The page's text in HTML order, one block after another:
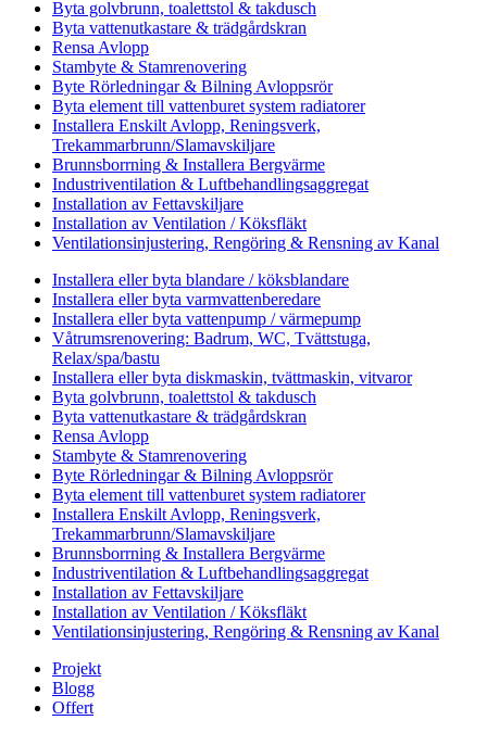
Byta golvbrunn, toalettstol & takdusch
Byta vattenutkastare & trädgårdskran
Rensa Avlopp
Stambyte & Stamrenovering
Byte Rörledningar & Bilning Avloppsrör
Byta element till vattenburet system radiatorer
Installera Enskilt Avlopp, Reningsverk,
Trekammarbrunn/Slamavskiljare
Brunnsborrning & Installera Bergvärme
Industriventilation & Luftbehandlingsaggregat
Installation av Fettavskiljare
Installation av Ventilation / Köksfläkt
Ventilationsinjustering, Rengöring & Rensning av Kanal
Installera eller byta blandare / köksblandare
Installera eller byta varmvattenberedare
Installera eller byta vattenpump / värmepump
Våtrumsrenovering: Badrum, WC, Tvättstuga,
Relax/spa/bastu
Installera eller byta diskmaskin, tvättmaskin, vitvaror
Byta golvbrunn, toalettstol & takdusch
Byta vattenutkastare & trädgårdskran
Rensa Avlopp
Stambyte & Stamrenovering
Byte Rörledningar & Bilning Avloppsrör
Byta element till vattenburet system radiatorer
Installera Enskilt Avlopp, Reningsverk,
Trekammarbrunn/Slamavskiljare
Brunnsborrning & Installera Bergvärme
Industriventilation & Luftbehandlingsaggregat
Installation av Fettavskiljare
Installation av Ventilation / Köksfläkt
Ventilationsinjustering, Rengöring & Rensning av Kanal
Projekt
Blogg
Offert